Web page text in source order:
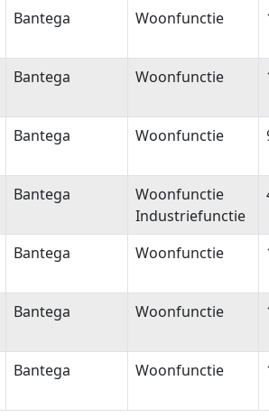
Bantega Woonfunctie
Bantega Woonfunctie
Bantega Woonfunctie
Bantega
Woonfunctie
Industriefunctie
Bantega Woonfunctie
Bantega Woonfunctie
Bantega Woonfunctie